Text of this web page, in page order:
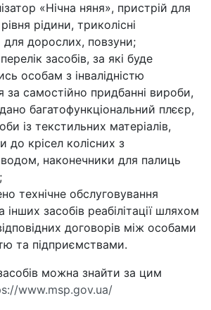
«Нічна няня», пристрій для
рідини, триколісні
для дорослих, повзуни;
засобів, за які буде
особам з інвалідністю
за самостійно придбанні вироби,
багатофункціональний плєєр,
із текстильних матеріалів,
до крісел колісних з
наконечники для палиць
технічне обслуговування
інших засобів реабілітації шляхом
договорів між особами
та підприємствами.
можна знайти за цим
www.msp.gov.ua/